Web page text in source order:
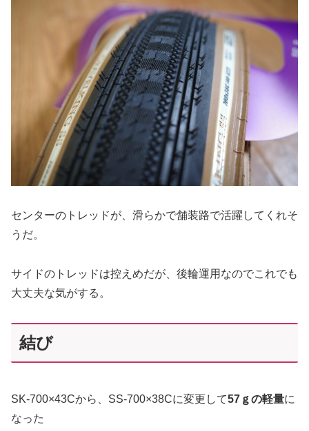
センターのトレッドが、滑らかで舗装路で活躍してくれそ
うだ。
サイドのトレッドは控えめだが、後輪運用なのでこれでも
大丈夫な気がする。
結び
SK-700×43Cから、SS-700×38Cに変更して57ｇの軽量に
なった